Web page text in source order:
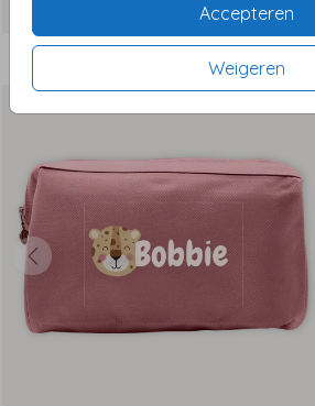
Accepteren
Weigeren
Dit vind je misschien ook leuk